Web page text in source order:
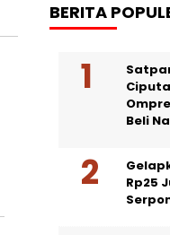
BERITA
Beli
Rp25